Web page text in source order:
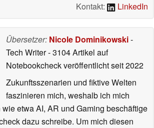
Kontakt:
LinkedIn
Übersetzer: Nicole Dominikowski-
Tech Writer- 3104 Artikel auf
Notebookcheck veröffentlichtseit 2022
Zukunftsszenarien und fiktive Welten
faszinieren mich, weshalb ich mich
etwa AI, AR und Gaming beschäftige
dazu schreibe. Um mich diesen